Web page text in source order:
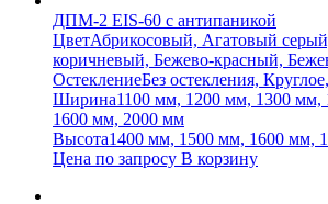
ДПМ-2 EIS-60 с антипаникой
ЦветАбрикосовый, Агатовый
коричневый, Бежево-красный,
ОстеклениеБез остекления,
Ширина1100 мм, 1200 мм, 1300 мм,
1600 мм, 2000 мм
Высота1400 мм, 1500 мм, 1600 мм,
Цена по запросу В корзину